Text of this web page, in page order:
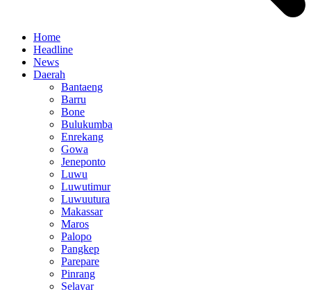
Home
Headline
News
Daerah
Bantaeng
Barru
Bone
Bulukumba
Enrekang
Gowa
Jeneponto
Luwu
Luwutimur
Luwuutura
Makassar
Maros
Palopo
Pangkep
Parepare
Pinrang
Selayar